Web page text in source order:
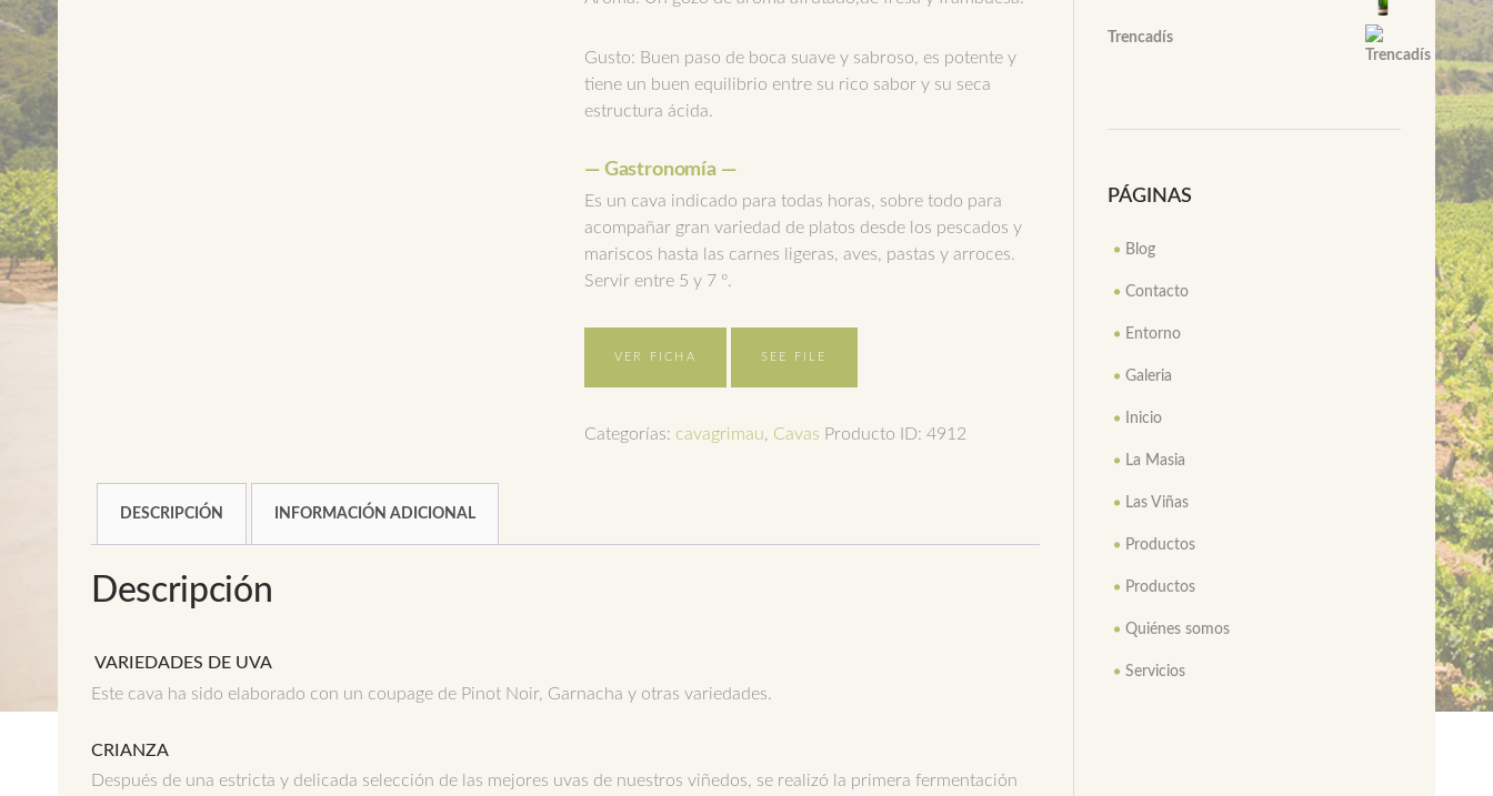
Gusto: Buen paso de boca suave y sabroso, es potente y
tiene un buen equilibrio entre su rico sabor y su seca
estructura ácida.
— Gastronomía —
Es un cava indicado para todas horas, sobre todo para
acompañar gran variedad de platos desde los pescados y
mariscos hasta las carnes ligeras, aves, pastas y arroces.
Servir entre 5 y 7 º.
VER FICHA SEE FILE
Categorías: cavagrimau, Cavas Producto ID:4912
DESCRIPCIÓN INFORMACIÓN ADICIONAL
Descripción
VARIEDADES DE UVA
Este cava ha sido elaborado con un coupage de Pinot Noir, Garnacha y otras variedades.
CRIANZA
Después de una estricta y delicada selección de las mejores uvas de nuestros viñedos, se realizó la primera fermentación
Trencadís
PÁGINAS
Blog
Contacto
Entorno
Galeria
Inicio
La Masia
Las Viñas
Productos
Productos
Quiénes somos
Servicios